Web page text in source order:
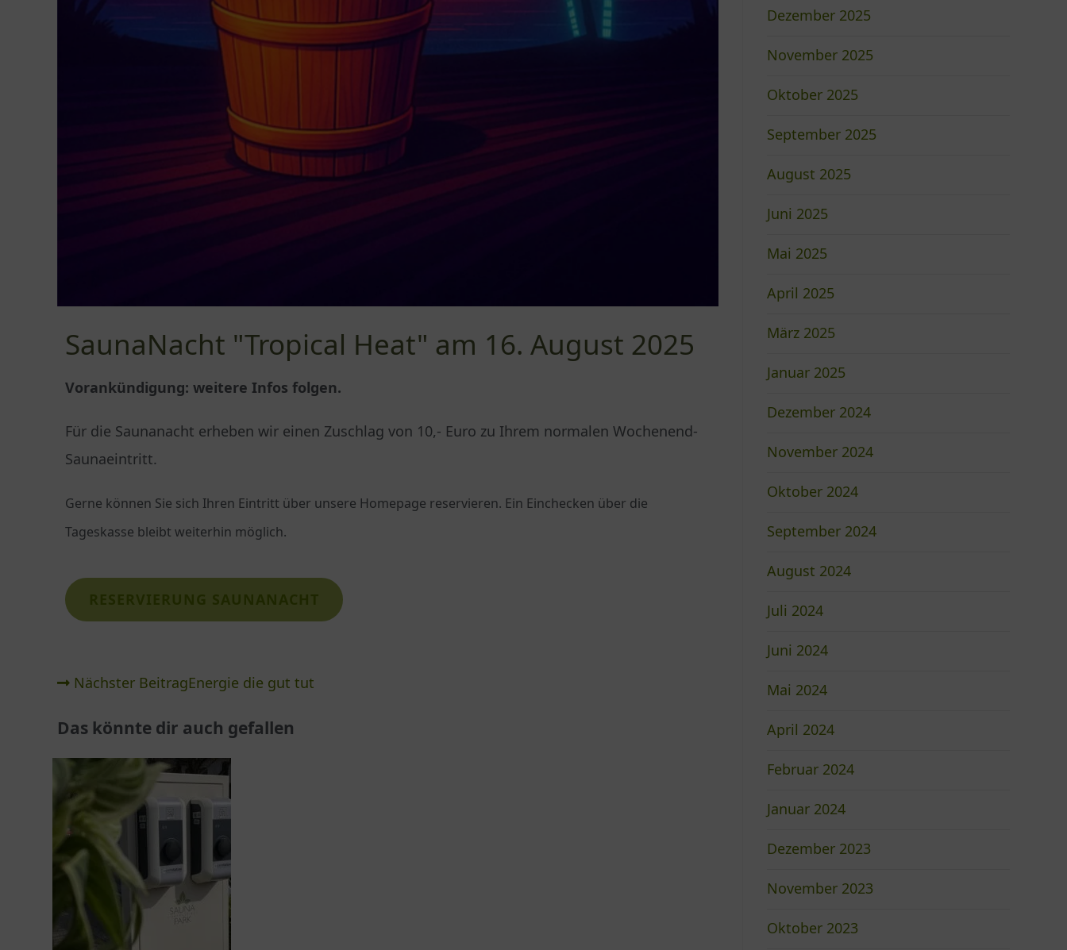
SaunaNacht "Tropical Heat" am 16. August 2025
Vorankündigung: weitere Infos folgen.
Für die Saunanacht erheben wir einen Zuschlag von 10,- Euro zu Ihrem normalen Wochenend-
Saunaeintritt.
Gerne können Sie sich Ihren Eintritt über unsere Homepage reservieren. Ein Einchecken über die
Tageskasse bleibt weiterhin möglich.
RESERVIERUNG SAUNANACHT
Nächster BeitragEnergie die gut tut
Das könnte dir auch gefallen
Dezember 2025
November 2025
Oktober 2025
September 2025
August 2025
Juni 2025
Mai 2025
April 2025
März 2025
Januar 2025
Dezember 2024
November 2024
Oktober 2024
September 2024
August 2024
Juli 2024
Juni 2024
Mai 2024
April 2024
Februar 2024
Januar 2024
Dezember 2023
November 2023
Oktober 2023